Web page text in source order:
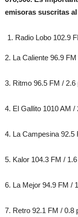
emisoras suscritas
Radio Lobo 102.9
2. La Caliente 96.9
3. Ritmo 96.5 FM / 2.6
4. El Gallito 1010 AM /
4. La Campesina 92.5
5. Kalor 104.3 FM /
6. La Mejor 94.9 FM /
7. Retro 92.1 FM / 0.8